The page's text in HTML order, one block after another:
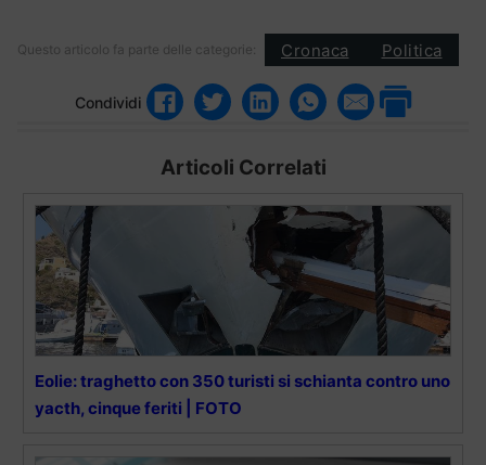
Questo articolo fa parte delle categorie: Cronaca Politica
Condividi
Articoli Correlati
Eolie: traghetto con 350 turisti si schianta contro uno
yacth, cinque feriti | FOTO